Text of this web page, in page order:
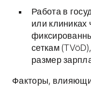
Работа в
или клиниках
сеткам
размер
Факторы,